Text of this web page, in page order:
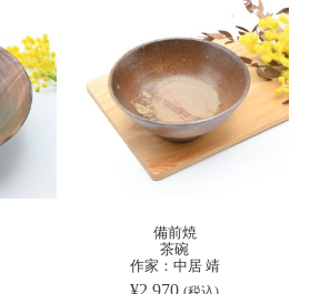
備前焼
茶碗
作家：中居 靖
¥2,970